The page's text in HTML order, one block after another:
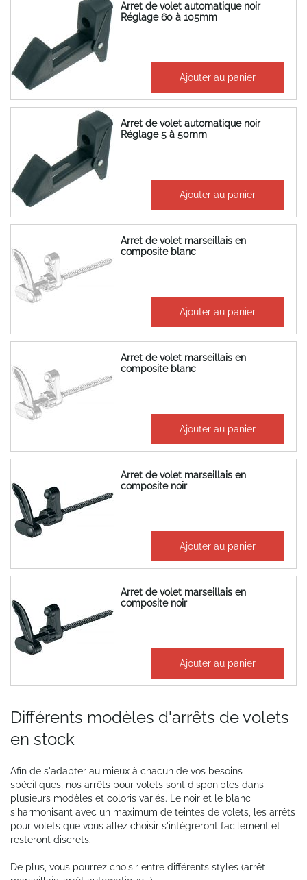
Arret de volet automatique noir
Réglage 60 à 105mm
16,73 €
13,94 € Ajouter au panier
Arret de volet automatique noir
Réglage 5 à 50mm
14,81 €
12,34 € Ajouter au panier
Arret de volet marseillais en
composite blanc
18,40 € Ajouter au panier
Arret de volet marseillais en
composite blanc
16,64 € Ajouter au panier
Arret de volet marseillais en
composite noir
18,40 € Ajouter au panier
Arret de volet marseillais en
composite noir
21,32 € Ajouter au panier
Différents modèles d'arrêts de volets
en stock
Afin de s'adapter au mieux à chacun de vos besoins
spécifiques, nos arrêts pour volets sont disponibles dans
plusieurs modèles et coloris variés. Le noir et le blanc
s'harmonisant avec un maximum de teintes de volets, les arrêts
pour volets que vous allez choisir s'intégreront facilement et
resteront discrets.
De plus, vous pourrez choisir entre différents styles (arrêt